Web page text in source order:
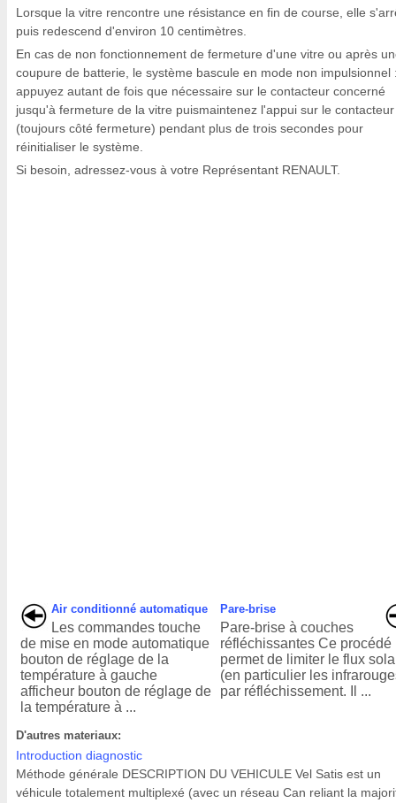
Lorsque la vitre rencontre une résistance en fin de course, elle
puis redescend d'environ 10 centimètres.
En cas de non fonctionnement de fermeture d'une vitre ou après
coupure de batterie, le système bascule en mode non impulsionnel
appuyez autant de fois que nécessaire sur le contacteur concerné
jusqu'à fermeture de la vitre puismaintenez l'appui sur le contacteur
(toujours côté fermeture) pendant plus de trois secondes pour
réinitialiser le système.
Si besoin, adressez-vous à votre Représentant RENAULT.
Air conditionné automatique
Les commandes touche
de mise en mode automatique
bouton de réglage de la
température à gauche
afficheur bouton de réglage de
la température à ...
Pare-brise
Pare-brise à couches
réfléchissantes Ce procédé
permet de limiter le flux
(en particulier les
par réfléchissement. Il ...
D'autres materiaux:
Introduction diagnostic
Méthode générale DESCRIPTION DU VEHICULE Vel Satis est un
véhicule totalement multiplexé (avec un réseau Can reliant la